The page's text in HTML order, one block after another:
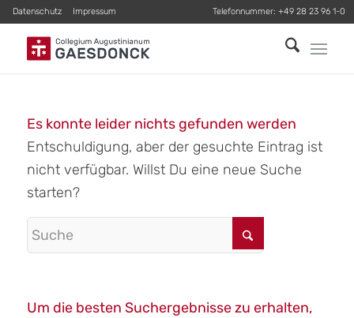
Datenschutz Impressum Telefonnummer: +49 28 23 96 1-0
Es konnte leider nichts gefunden werden
Entschuldigung, aber der gesuchte Eintrag ist
nicht verfügbar. Willst Du eine neue Suche
starten?
Um die besten Suchergebnisse zu erhalten,